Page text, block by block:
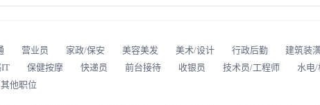
营业员 家政/保安 美容美发 美术/设计 行政后勤 建筑装
IT 保健按摩 快递员 前台接待 收银员 技术员/工程师 水电/
其他职位